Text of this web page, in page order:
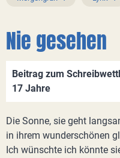
Nie gesehen
Beitrag zum
17 Jahre
Die Sonne, sie geht
in ihrem wunderschönen
Ich wünschte ich könnte